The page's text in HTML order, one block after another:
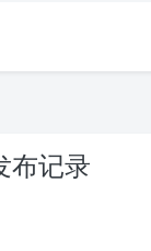
布记录